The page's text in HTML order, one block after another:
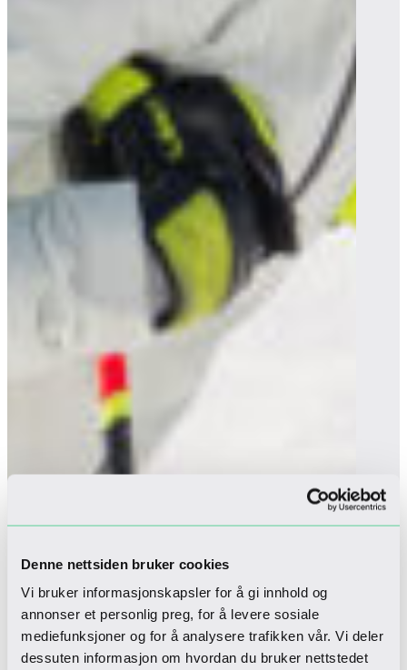
Denne nettsiden bruker cookies
Vi bruker informasjonskapsler for å gi innhold og
annonser et personlig preg, for å levere sosiale
mediefunksjoner og for å analysere trafikken vår. Vi deler
dessuten informasjon om hvordan du bruker nettstedet